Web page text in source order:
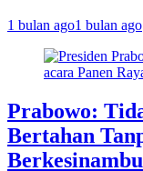
1 bulan ago1 bulan ago
Prabowo:
Bertahan